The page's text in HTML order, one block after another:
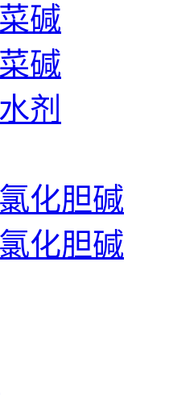
碱
碱
剂
化胆碱
化胆碱